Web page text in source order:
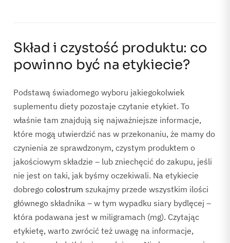
Skład i czystość produktu: co
powinno być na etykiecie?
Podstawą świadomego wyboru jakiegokolwiek
suplementu diety pozostaje czytanie etykiet. To
właśnie tam znajdują się najważniejsze informacje,
które mogą utwierdzić nas w przekonaniu, że mamy do
czynienia ze sprawdzonym, czystym produktem o
jakościowym składzie – lub zniechęcić do zakupu, jeśli
nie jest on taki, jak byśmy oczekiwali. Na etykiecie
dobrego colostrum szukajmy przede wszystkim ilości
głównego składnika – w tym wypadku siary bydlęcej –
która podawana jest w miligramach (mg). Czytając
etykietę, warto zwrócić też uwagę na informacje,